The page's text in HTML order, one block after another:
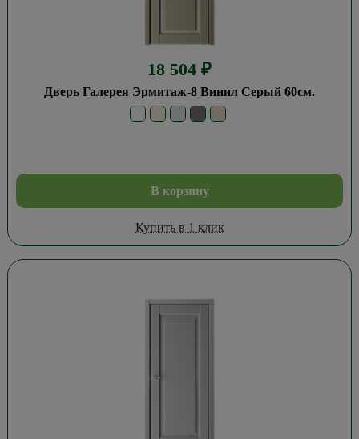
18 504 ₽
Дверь Галерея Эрмитаж-8 Винил Серый 60см.
В корзину
Купить в 1 клик